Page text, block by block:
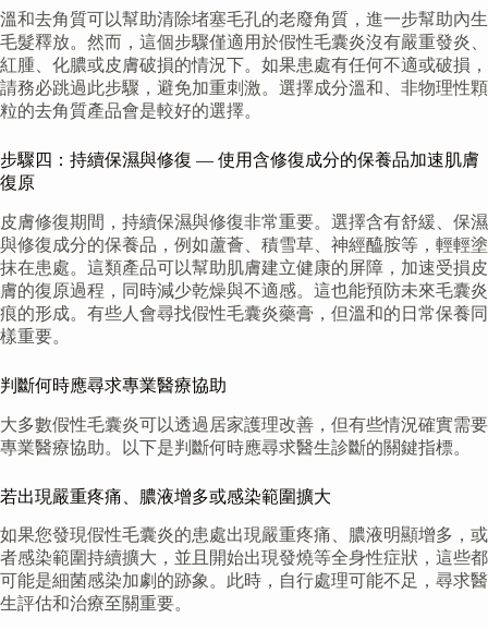
溫和去角質可以幫助清除堵塞毛孔的老廢角質，進一步幫助內生
毛髮釋放。然而，這個步驟僅適用於假性毛囊炎沒有嚴重發炎、
紅腫、化膿或皮膚破損的情況下。如果患處有任何不適或破損，
請務必跳過此步驟，避免加重刺激。選擇成分溫和、非物理性顆
粒的去角質產品會是較好的選擇。
步驟四：持續保濕與修復 — 使用含修復成分的保養品加速肌膚
復原
皮膚修復期間，持續保濕與修復非常重要。選擇含有舒緩、保濕
與修復成分的保養品，例如蘆薈、積雪草、神經醯胺等，輕輕塗
抹在患處。這類產品可以幫助肌膚建立健康的屏障，加速受損皮
膚的復原過程，同時減少乾燥與不適感。這也能預防未來毛囊炎
痕的形成。有些人會尋找假性毛囊炎藥膏，但溫和的日常保養同
樣重要。
判斷何時應尋求專業醫療協助
大多數假性毛囊炎可以透過居家護理改善，但有些情況確實需要
專業醫療協助。以下是判斷何時應尋求醫生診斷的關鍵指標。
若出現嚴重疼痛、膿液增多或感染範圍擴大
如果您發現假性毛囊炎的患處出現嚴重疼痛、膿液明顯增多，或
者感染範圍持續擴大，並且開始出現發燒等全身性症狀，這些都
可能是細菌感染加劇的跡象。此時，自行處理可能不足，尋求醫
生評估和治療至關重要。